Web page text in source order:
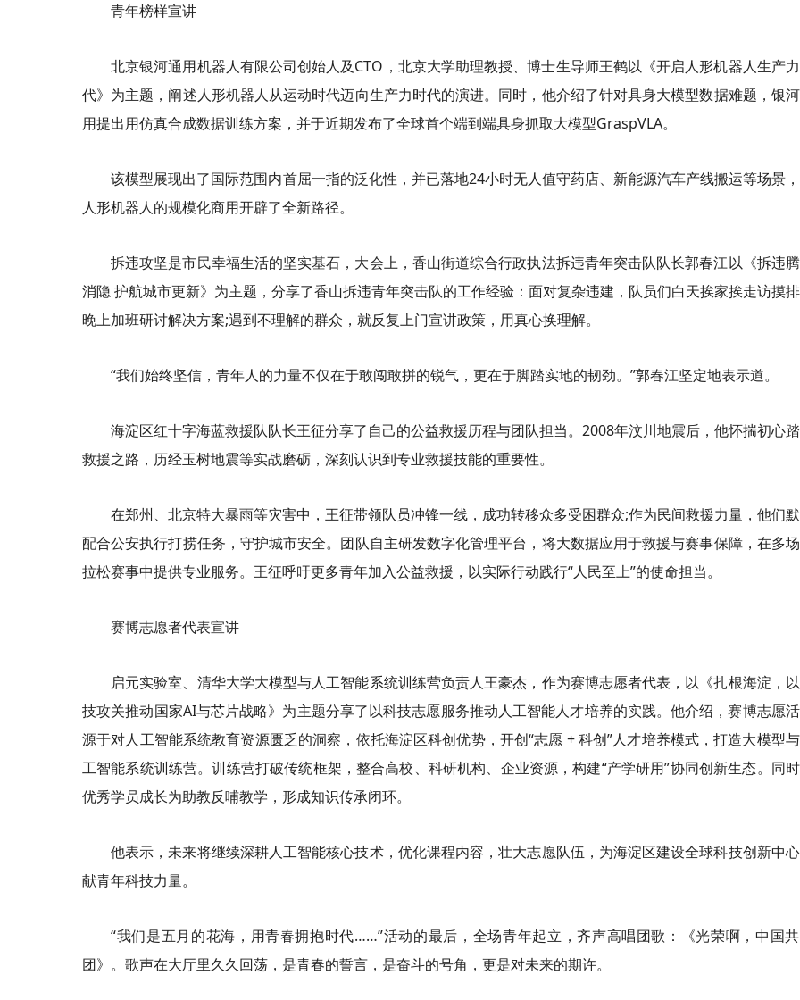
青年榜样宣讲
北京银河通用机器人有限公司创始人及CTO，北京大学助理教授、博士生导师王鹤以《开启人形机器人生产
代》为主题，阐述人形机器人从运动时代迈向生产力时代的演进。同时，他介绍了针对具身大模型数据难题，银
用提出用仿真合成数据训练方案，并于近期发布了全球首个端到端具身抓取大模型GraspVLA。
该模型展现出了国际范围内首屈一指的泛化性，并已落地24小时无人值守药店、新能源汽车产线搬运等场景
人形机器人的规模化商用开辟了全新路径。
拆违攻坚是市民幸福生活的坚实基石，大会上，香山街道综合行政执法拆违青年突击队队长郭春江以《拆违
消隐 护航城市更新》为主题，分享了香山拆违青年突击队的工作经验：面对复杂违建，队员们白天挨家挨走访摸排
晚上加班研讨解决方案;遇到不理解的群众，就反复上门宣讲政策，用真心换理解。
“我们始终坚信，青年人的力量不仅在于敢闯敢拼的锐气，更在于脚踏实地的韧劲。”郭春江坚定地表示道。
海淀区红十字海蓝救援队队长王征分享了自己的公益救援历程与团队担当。2008年汶川地震后，他怀揣初心
救援之路，历经玉树地震等实战磨砺，深刻认识到专业救援技能的重要性。
在郑州、北京特大暴雨等灾害中，王征带领队员冲锋一线，成功转移众多受困群众;作为民间救援力量，他们
配合公安执行打捞任务，守护城市安全。团队自主研发数字化管理平台，将大数据应用于救援与赛事保障，在多
拉松赛事中提供专业服务。王征呼吁更多青年加入公益救援，以实际行动践行“人民至上”的使命担当。
赛博志愿者代表宣讲
启元实验室、清华大学大模型与人工智能系统训练营负责人王豪杰，作为赛博志愿者代表，以《扎根海淀，
技攻关推动国家AI与芯片战略》为主题分享了以科技志愿服务推动人工智能人才培养的实践。他介绍，赛博志愿
源于对人工智能系统教育资源匮乏的洞察，依托海淀区科创优势，开创“志愿 + 科创”人才培养模式，打造大模型
工智能系统训练营。训练营打破传统框架，整合高校、科研机构、企业资源，构建“产学研用”协同创新生态。同时
优秀学员成长为助教反哺教学，形成知识传承闭环。
他表示，未来将继续深耕人工智能核心技术，优化课程内容，壮大志愿队伍，为海淀区建设全球科技创新中
献青年科技力量。
“我们是五月的花海，用青春拥抱时代……”活动的最后，全场青年起立，齐声高唱团歌：《光荣啊，中国
团》。歌声在大厅里久久回荡，是青春的誓言，是奋斗的号角，更是对未来的期许。